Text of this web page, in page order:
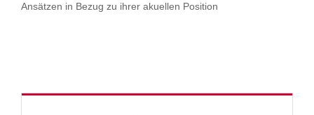
Ansätzen in Bezug zu ihrer akuellen Position